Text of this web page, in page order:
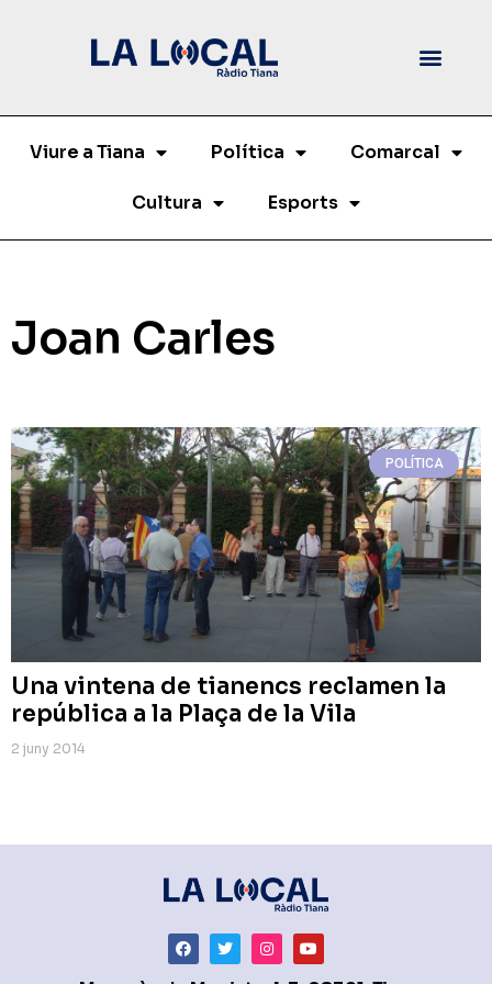
Viure a Tiana Política Comarcal
Cultura Esports
Joan Carles
POLÍTICA
Una vintena de tianencs reclamen la
república a la Plaça de la Vila
2 juny 2014